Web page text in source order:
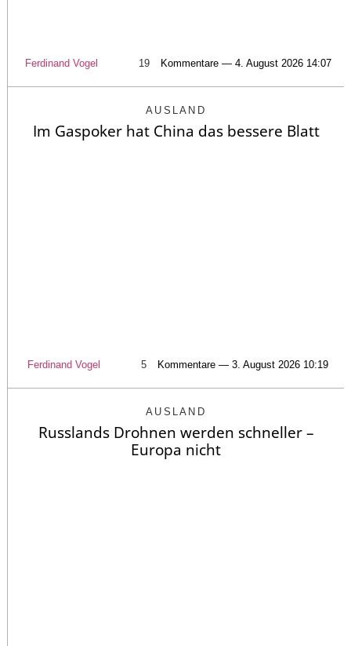
Ferdinand Vogel 19 Kommentare — 4. August 2026 14:07
AUSLAND
Im Gaspoker hat China das bessere Blatt
Ferdinand Vogel 5 Kommentare — 3. August 2026 10:19
AUSLAND
Russlands Drohnen werden schneller –
Europa nicht